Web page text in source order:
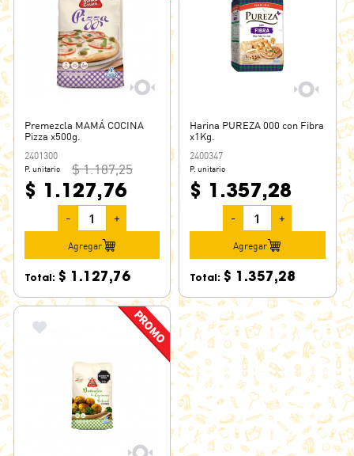
Premezcla MAMÁ COCINA
Pizza x500g.
2401300
P. unitario $ 1.187,25
$ 1.127,76
- +
Agregar
Total: $ 1.127,76
Harina PUREZA 000 con Fibra
x1Kg.
2400347
P. unitario
$ 1.357,28
- +
Agregar
Total: $ 1.357,28